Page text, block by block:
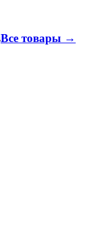
Все товары →